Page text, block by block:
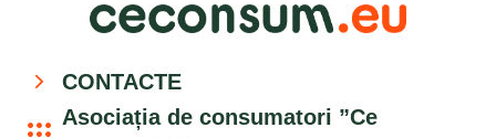
CONTACTE
Asociația de consumatori ”Ce